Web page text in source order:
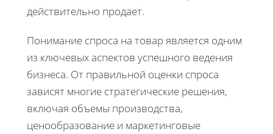
действительно продает.
Понимание спроса на товар является одним
из ключевых аспектов успешного ведения
бизнеса. От правильной оценки спроса
зависят многие стратегические решения,
включая объемы производства,
ценообразование и маркетинговые